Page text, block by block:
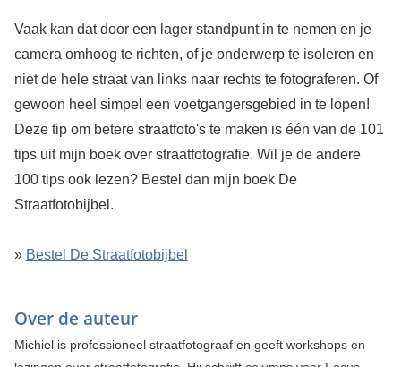
Vaak kan dat door een lager standpunt in te nemen en je
camera omhoog te richten, of je onderwerp te isoleren en
niet de hele straat van links naar rechts te fotograferen. Of
gewoon heel simpel een voetgangersgebied in te lopen!
Deze tip om betere straatfoto's te maken is één van de 101
tips uit mijn boek over straatfotografie. Wil je de andere
100 tips ook lezen? Bestel dan mijn boek De
Straatfotobijbel.
» Bestel De Straatfotobijbel
Over de auteur
Michiel is professioneel straatfotograaf en geeft workshops en